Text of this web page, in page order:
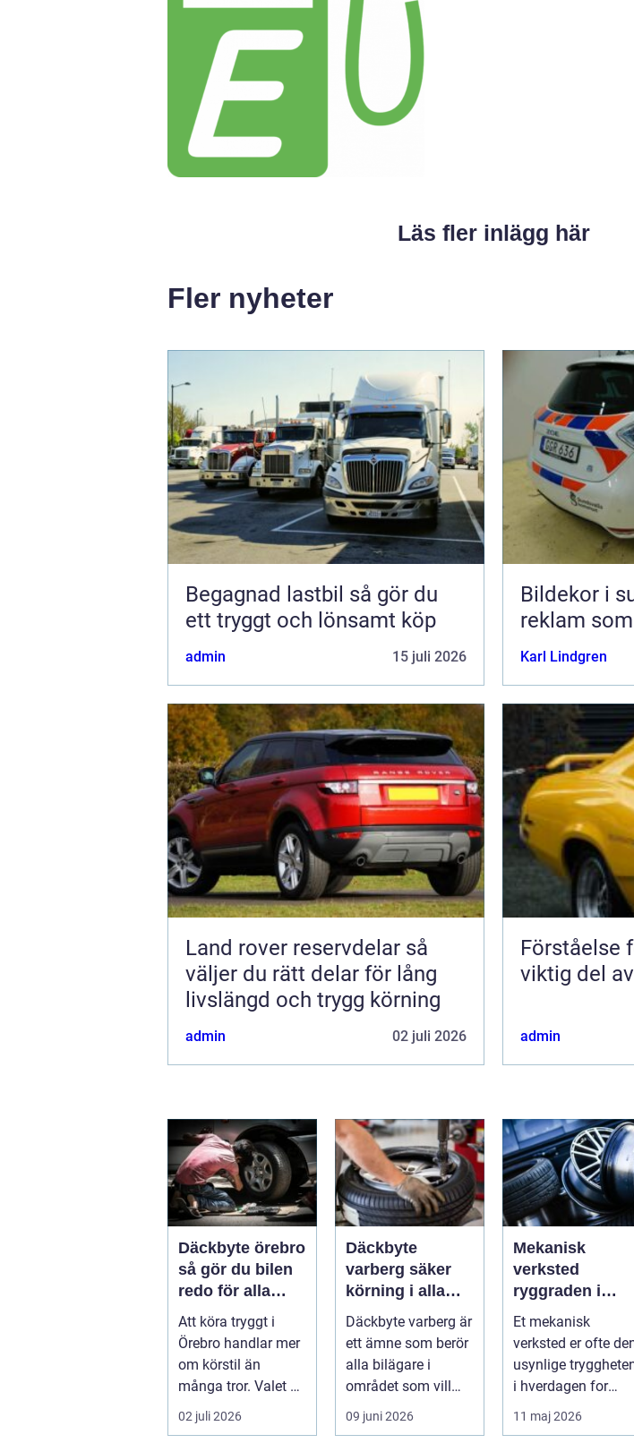
Läs fler inlägg här
Fler nyheter
Begagnad lastbil så gör du
ett tryggt och lönsamt köp
admin 15 juli 2026
Bildekor i
reklam
Karl Lindgren
Land rover reservdelar så
väljer du rätt delar för lång
livslängd och trygg körning
admin 02 juli 2026
Förståelse
viktig del
admin
Däckbyte örebro
så gör du bilen
redo för alla
årstider
Att köra tryggt i
Örebro handlar mer
om körstil än
många tror. Valet av
däck, när de byts
och hur de...
02 juli 2026
Däckbyte
varberg säker
körning i alla
säsonger
Däckbyte varberg är
ett ämne som berör
alla bilägare i
området som vill
köra säkert året om.
När väd...
09 juni 2026
Mekanisk
verksted
ryggraden i
moderne
maskinpark
Et mekanisk
verksted er ofte
usynlige
i hverdagen for
både næringsliv og
privatperson...
11 maj 2026